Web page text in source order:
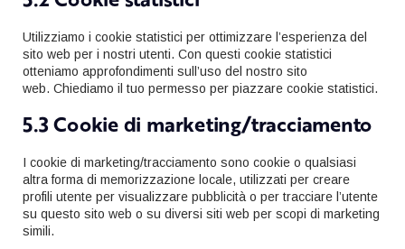
Utilizziamo i cookie statistici per ottimizzare l’esperienza del
sito web per i nostri utenti. Con questi cookie statistici
otteniamo approfondimenti sull’uso del nostro sito
web. Chiediamo il tuo permesso per piazzare cookie statistici.
5.3 Cookie di marketing/tracciamento
I cookie di marketing/tracciamento sono cookie o qualsiasi
altra forma di memorizzazione locale, utilizzati per creare
profili utente per visualizzare pubblicità o per tracciare l’utente
su questo sito web o su diversi siti web per scopi di marketing
simili.